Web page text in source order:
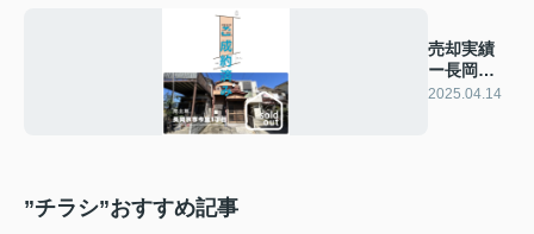
売却実績
ー長岡京
市今里1丁
2025.04.14
”チラシ”おすすめ記事